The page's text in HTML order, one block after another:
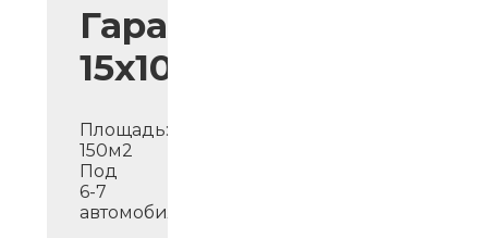
Гараж
15х10м
Площадь:
150м2
Под
6-7
автомобилей.